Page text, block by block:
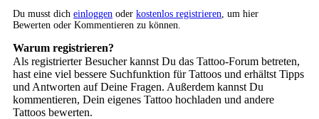
Du musst dich einloggen oder kostenlos registrieren , um hier
Bewerten oder Kommentieren zu können.
Warum registrieren?
Als registrierter Besucher kannst Du das Tattoo-Forum betreten,
hast eine viel bessere Suchfunktion für Tattoos und erhältst Tipps
und Antworten auf Deine Fragen. Außerdem kannst Du
kommentieren, Dein eigenes Tattoo hochladen und andere
Tattoos bewerten.